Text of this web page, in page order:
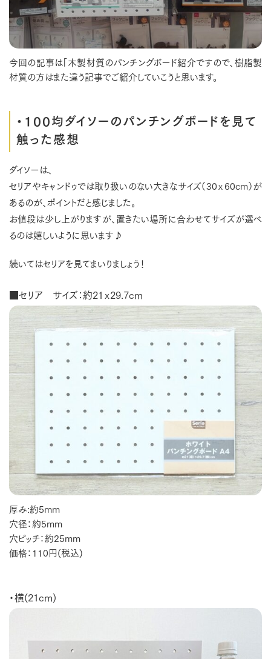
今回の記事は「木製材質のパンチングボード紹介ですので、樹脂製
材質の方はまた違う記事でご紹介していこうと思います。
・100均ダイソーのパンチングボードを見て
触った感想
ダイソーは、
セリアやキャンドゥでは取り扱いのない大きなサイズ（30ｘ60cm）が
あるのが、ポイントだと感じました。
お値段は少し上がりますが、置きたい場所に合わせてサイズが選べ
るのは嬉しいように思います♪
続いてはセリアを見てまいりましょう！
■セリア サイズ：約21ｘ29.7cm
厚み:約5mm
穴径：約5mm
穴ピッチ：約25mm
価格：110円(税込)
・横(21cm)